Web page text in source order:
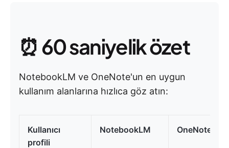
⏰ 60 saniyelik özet
NotebookLM ve OneNote'un en uygun
kullanım alanlarına hızlıca göz atın:
Kullanıcı
profili
NotebookLM OneNote